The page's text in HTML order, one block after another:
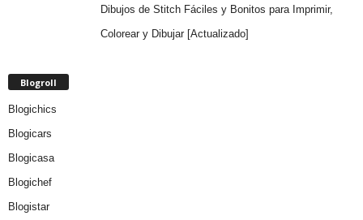
Dibujos de Stitch Fáciles y Bonitos para Imprimir,
Colorear y Dibujar [Actualizado]
Blogroll
Blogichics
Blogicars
Blogicasa
Blogichef
Blogistar